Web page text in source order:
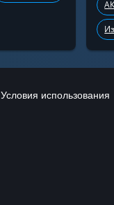
Условия использования